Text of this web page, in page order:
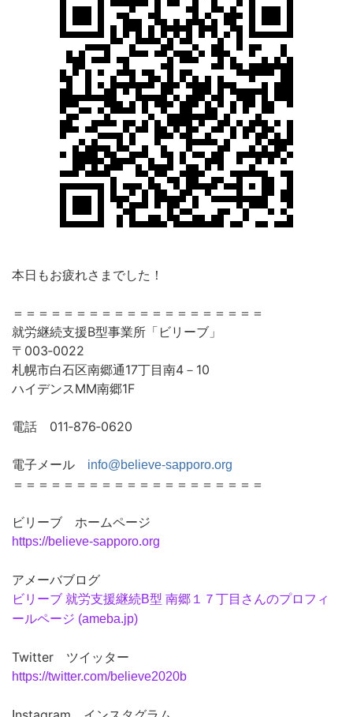
本日もお疲れさまでした！
＝＝＝＝＝＝＝＝＝＝＝＝＝＝＝＝＝＝＝＝
就労継続支援B型事業所「ビリーブ」
〒003‐0022
札幌市白石区南郷通17丁目南4－10
ハイデンスMM南郷1F
電話 011‐876‐0620
電子メール info@believe-sapporo.org
＝＝＝＝＝＝＝＝＝＝＝＝＝＝＝＝＝＝＝＝
ビリーブ ホームページ
https://believe-sapporo.org
アメーバブログ
ビリーブ 就労支援継続B型 南郷１７丁目さんのプロフィ
ールページ (ameba.jp)
Twitter ツイッター
https://twitter.com/believe2020b